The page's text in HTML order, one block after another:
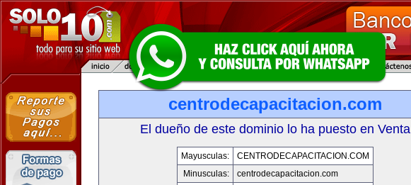
centrodecapacitacion.com
El dueño de este dominio lo ha puesto en Venta
Mayusculas:
CENTRODECAPACITACION.COM
Minusculas:
centrodecapacitacion.com